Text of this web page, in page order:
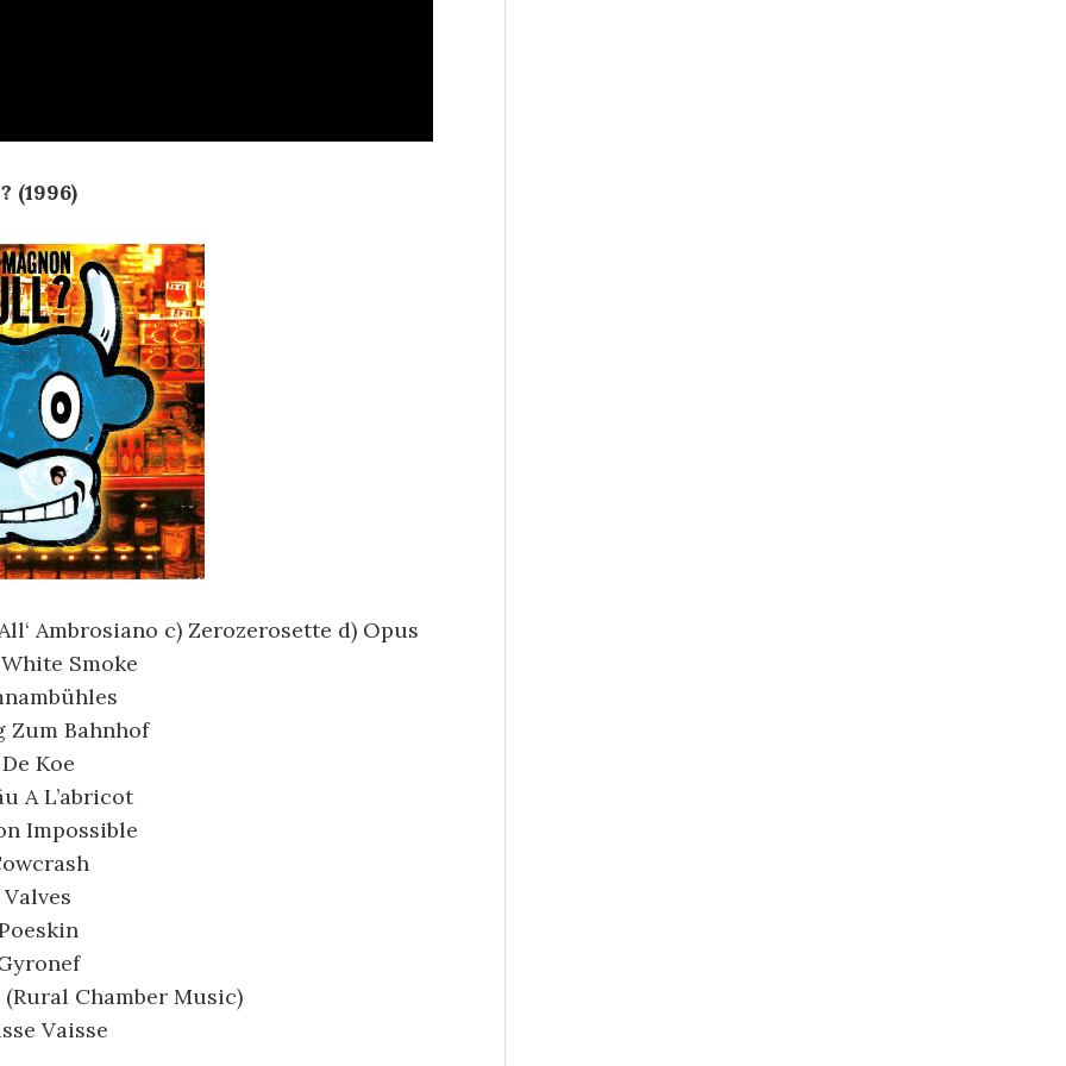
(1996)
Ambrosiano c) Zerozerosette d) Opus
Smoke
Zum Bahnhof
De Koe
A L’abricot
Impossible
Valves
Chamber Music)
Vaisse